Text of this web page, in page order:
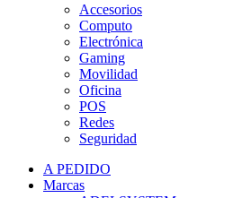
Accesorios
Computo
Electrónica
Gaming
Movilidad
Oficina
POS
Redes
Seguridad
A PEDIDO
Marcas